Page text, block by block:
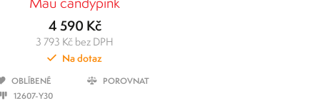
4 590 Kč
3 793 Kč bez DPH
Na dotaz
OBLÍBENÉ
POROVNAT
12607-Y30